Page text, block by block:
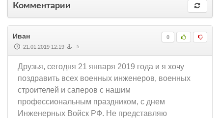
Комментарии
0
Иван
21.01.2019 12:19 5
Друзья, сегодня 21 января 2019 года и я хочу
поздравить всех военных инженеров, военных
строителей и саперов с нашим
профессиональным праздником, с днем
Инженерных Войск РФ. Не представляю